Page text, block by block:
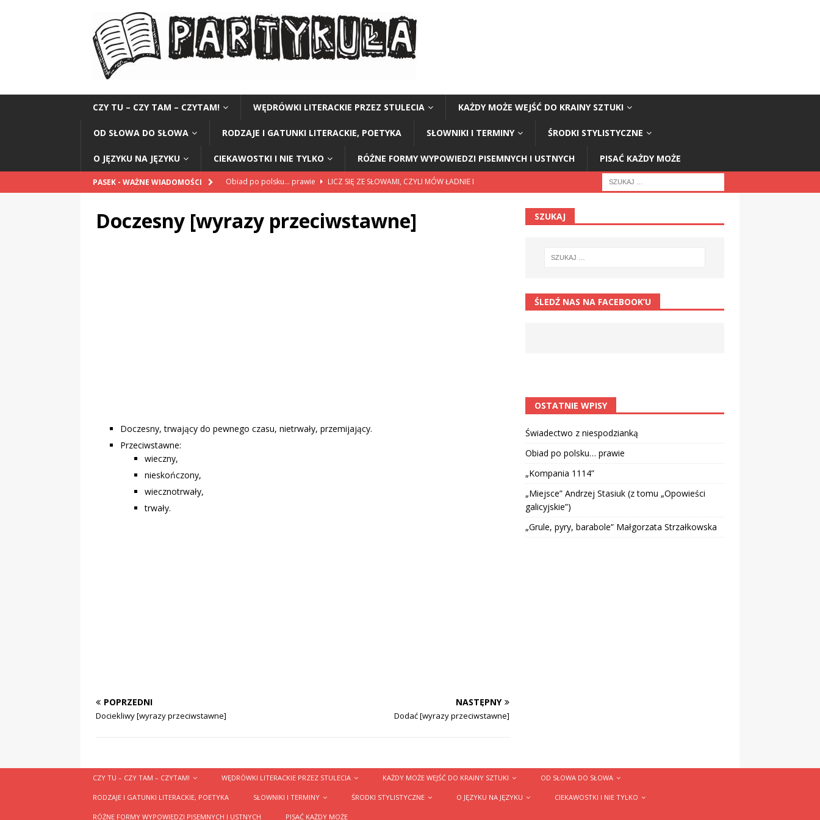
CZY TU – CZY TAM – CZYTAM! WĘDRÓWKI LITERACKIE PRZEZ STULECIA KAŻDY MOŻE WEJŚĆ DO KRAINY SZTUKI
OD SŁOWA DO SŁOWA RODZAJE I GATUNKI LITERACKIE, POETYKA SŁOWNIKI I TERMINY ŚRODKI STYLISTYCZNE
O JĘZYKU NA JĘZYKU CIEKAWOSTKI I NIE TYLKO RÓŻNE FORMY WYPOWIEDZI PISEMNYCH I USTNYCH PISAĆ KAŻDY MOŻE
PASEK - WAŻNE WIADOMOŚCI Obiad po polsku… prawie
LICZ SIĘ ZE SŁOWAMI, CZYLI MÓW ŁADNIE I
„Kompania 1114”
CZY TU - CZY TAM - CZYTAM!
Doczesny [wyrazy przeciwstawne]
Doczesny, trwający do pewnego czasu, nietrwały, przemijający.
Przeciwstawne:
wieczny,
nieskończony,
wiecznotrwały,
trwały.
POPRZEDNI
Dociekliwy [wyrazy przeciwstawne]
NASTĘPNY
Dodać [wyrazy przeciwstawne]
SZUKAJ
ŚLEDŹ NAS NA FACEBOOK’U
OSTATNIE WPISY
Świadectwo z niespodzianką
Obiad po polsku… prawie
„Kompania 1114”
„Miejsce” Andrzej Stasiuk (z tomu „Opowieści
galicyjskie”)
„Grule, pyry, barabole” Małgorzata Strzałkowska
CZY TU – CZY TAM – CZYTAM! WĘDRÓWKI LITERACKIE PRZEZ STULECIA KAŻDY MOŻE WEJŚĆ DO KRAINY SZTUKI OD SŁOWA DO SŁOWA
RODZAJE I GATUNKI LITERACKIE, POETYKA SŁOWNIKI I TERMINY ŚRODKI STYLISTYCZNE O JĘZYKU NA JĘZYKU CIEKAWOSTKI I NIE TYLKO
RÓŻNE FORMY WYPOWIEDZI PISEMNYCH I USTNYCH PISAĆ KAŻDY MOŻE